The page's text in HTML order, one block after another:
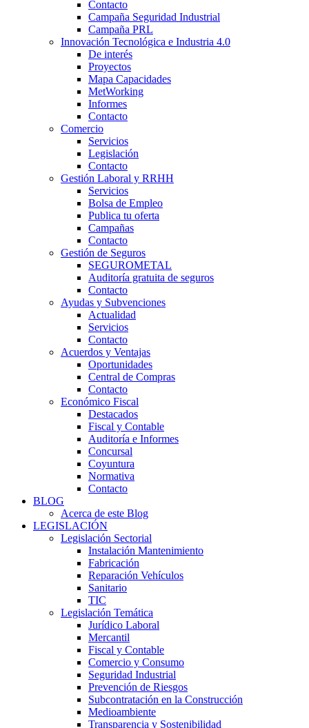
Contacto
Campaña Seguridad Industrial
Campaña PRL
Innovación Tecnológica e Industria 4.0
De interés
Proyectos
Mapa Capacidades
MetWorking
Informes
Contacto
Comercio
Servicios
Legislación
Contacto
Gestión Laboral y RRHH
Servicios
Bolsa de Empleo
Publica tu oferta
Campañas
Contacto
Gestión de Seguros
SEGUROMETAL
Auditoría gratuita de seguros
Contacto
Ayudas y Subvenciones
Actualidad
Servicios
Contacto
Acuerdos y Ventajas
Oportunidades
Central de Compras
Contacto
Económico Fiscal
Destacados
Fiscal y Contable
Auditoría e Informes
Concursal
Coyuntura
Normativa
Contacto
BLOG
Acerca de este Blog
LEGISLACIÓN
Legislación Sectorial
Instalación Mantenimiento
Fabricación
Reparación Vehículos
Sanitario
TIC
Legislación Temática
Jurídico Laboral
Mercantil
Fiscal y Contable
Comercio y Consumo
Seguridad Industrial
Prevención de Riesgos
Subcontratación en la Construcción
Medioambiente
Transparencia y Sostenibilidad